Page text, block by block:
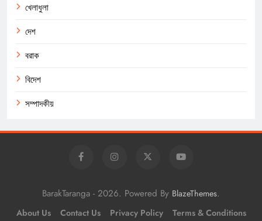
খেলাধুলা
দেশ
বরাক
বিদেশ
সম্পাদকীয়
BarakTaranga - 2026. Powered By BlazeThemes.
About Us Contact Us Privacy Policy
Terms & Conditions